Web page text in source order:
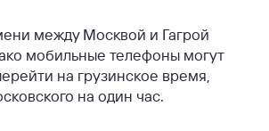
между Москвой и Гагрой
мобильные телефоны могут
на грузинское время,
на один час.